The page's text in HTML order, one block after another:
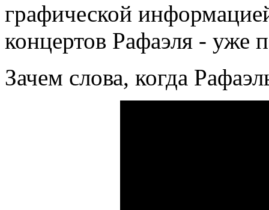
графической
концертов Рафаэля - уже
Зачем слова, когда